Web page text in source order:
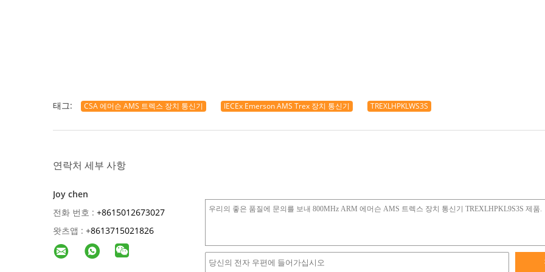
태그: CSA 에머슨 AMS 트렉스 장치 통신기 IECEx Emerson AMS Trex 장치 통신기 TREXLHPKLWS3S
연락처 세부 사항
Joy chen
전화 번호 : +8615012673027
왓츠앱 : +8613715021826